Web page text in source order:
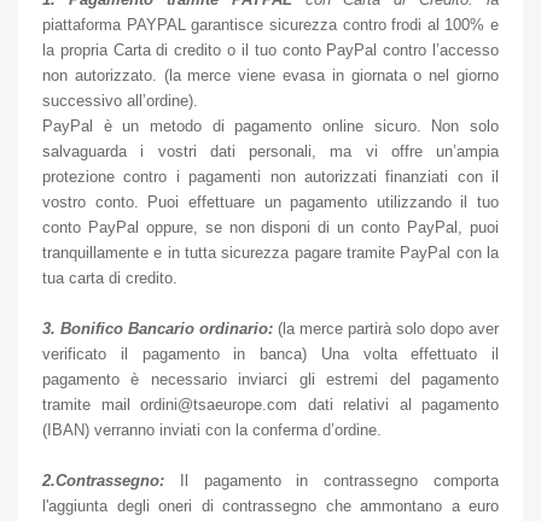
piattaforma PAYPAL garantisce sicurezza contro frodi al 100% e
la propria Carta di credito o il tuo conto PayPal contro l’accesso
non autorizzato. (la merce viene evasa in giornata o nel giorno
successivo all’ordine).
PayPal è un metodo di pagamento online sicuro. Non solo
salvaguarda i vostri dati personali, ma vi offre un’ampia
protezione contro i pagamenti non autorizzati finanziati con il
vostro conto. Puoi effettuare un pagamento utilizzando il tuo
conto PayPal oppure, se non disponi di un conto PayPal, puoi
tranquillamente e in tutta sicurezza pagare tramite PayPal con la
tua carta di credito.
3. Bonifico Bancario ordinario: (la merce partirà solo dopo aver
verificato il pagamento in banca) Una volta effettuato il
pagamento è necessario inviarci gli estremi del pagamento
tramite mail ordini@tsaeurope.com dati relativi al pagamento
(IBAN) verranno inviati con la conferma d’ordine.
2.Contrassegno: Il pagamento in contrassegno comporta
l'aggiunta degli oneri di contrassegno che ammontano a euro